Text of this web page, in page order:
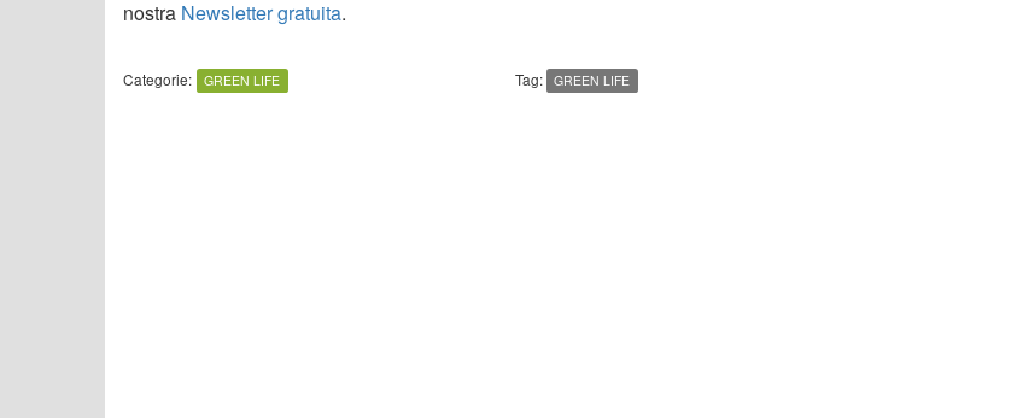
nostra Newsletter gratuita.
Categorie: GREEN LIFE Tag: GREEN LIFE